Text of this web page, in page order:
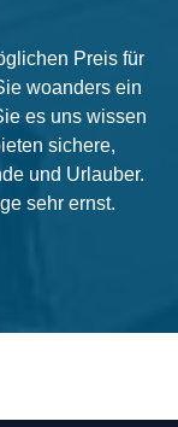
Preis für
woanders ein
es uns wissen
sichere,
und Urlauber.
sehr ernst.